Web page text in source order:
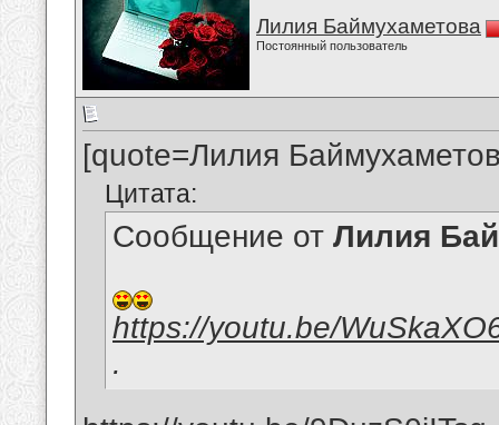
Лилия Баймухаметова
Постоянный пользователь
[quote=Лилия
Цитата:
Сообщение от Лилия
https://youtu.be/
.